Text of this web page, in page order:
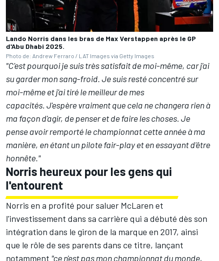
Lando Norris dans les bras de Max Verstappen après le GP
d'Abu Dhabi 2025.
Photo de: Andrew Ferraro / LAT Images via Getty Images
"C'est pourquoi je suis très satisfait de moi-même, car j'ai
su garder mon sang-froid. Je suis resté concentré sur
moi-même et j'ai tiré le meilleur de mes
capacités. J'espère vraiment que cela ne changera rien à
ma façon d'agir, de penser et de faire les choses. Je
pense avoir remporté le championnat cette année à ma
manière, en étant un pilote fair-play et en essayant d'être
honnête."
Norris heureux pour les gens qui
l'entourent
Norris en a profité pour saluer McLaren et
l'investissement dans sa carrière qui a débuté dès son
intégration dans le giron de la marque en 2017, ainsi
que le rôle de ses parents dans ce titre, lançant
notamment "ce n'est pas mon championnat du monde,